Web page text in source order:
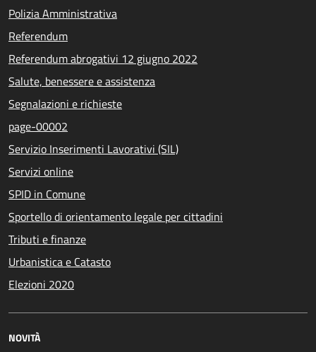
Polizia Amministrativa
Referendum
Referendum abrogativi 12 giugno 2022
Salute, benessere e assistenza
Segnalazioni e richieste
page-00002
Servizio Inserimenti Lavorativi (SIL)
Servizi online
SPID in Comune
Sportello di orientamento legale per cittadini
Tributi e finanze
Urbanistica e Catasto
Elezioni 2020
NOVITÀ